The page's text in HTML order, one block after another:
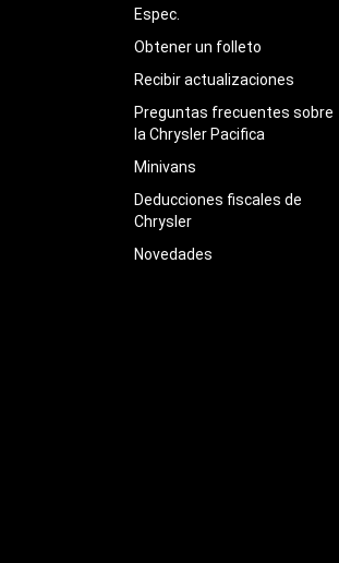
Espec.
Obtener un folleto
Recibir actualizaciones
Preguntas frecuentes sobre
la Chrysler Pacifica
Minivans
Deducciones fiscales de
Chrysler
Novedades